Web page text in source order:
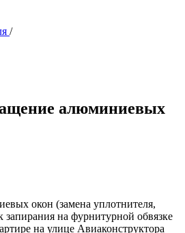
/
алюминиевых
окон (замена уплотнителя,
запирания на фурнитурной обвязке
на улице Авиаконструктора